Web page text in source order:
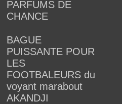
PARFUMS DE
CHANCE
BAGUE
PUISSANTE POUR
LES
FOOTBALEURS du
voyant marabout
AKANDJI